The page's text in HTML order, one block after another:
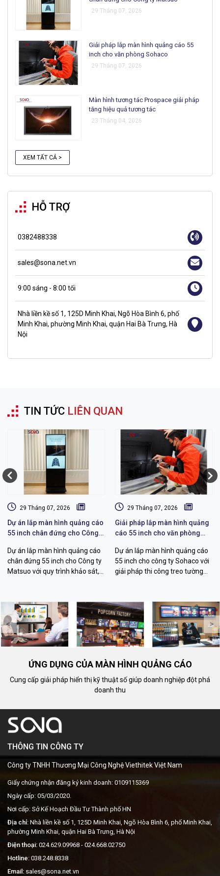
29 Tháng 07, 2026
Giải pháp lắp màn hình quảng cáo 55
inch cho văn phòng Sohaco
29 Tháng 07, 2026
Màn hình tương tác Prospace giải pháp
tăng hiệu quả tương tác
23 Tháng 04, 2026
XEM TẤT CẢ >
HỖ TRỢ
0382488338
sales@sona.net.vn
9:00 sáng - 8:00 tối
Nhà liền kề số 1, 125D Minh Khai, Ngõ Hòa Bình 6, phố
Minh Khai, phường Minh Khai, quận Hai Bà Trưng, Hà
Nội
TIN TỨC LIÊN QUAN
29 Tháng 07, 2026
Dự án lắp màn hình quảng cáo
55 inch chân đứng cho Công
Dự án lắp màn hình quảng cáo
chân đứng 55 inch cho Công ty
Matsuo với quy trình khảo sát,
nghiệp.
29 Tháng 07, 2026
Giải pháp lắp màn hình quảng
cáo 55 inch cho văn phòng
Dự án lắp màn hình quảng cáo
55 inch cho công ty Sohaco với
giải pháp thi công treo tường
nội dung từ xa.
< >
ỨNG DỤNG CỦA MÀN HÌNH QUẢNG CÁO
Cung cấp giải pháp hiển thị kỹ thuật số giúp doanh nghiệp đột phá
doanh thu
THÔNG TIN CÔNG TY
Công ty TNHH Thương Mại Công Nghệ Viethitek Việt Nam
Giấy chứng nhận đăng ký kinh doanh: 0109115369
Ngày cấp: 05/03/2020.
Nơi cấp: Sở Kế Hoạch Đầu Tư Thành phố HN
Địa chỉ: Nhà liền kề số 1, 125D Minh Khai, Ngõ Hòa Bình 6, phố Minh Khai,
phường Minh Khai, quận Hai Bà Trưng, Hà Nội
Điện thoại: 024.629.09968 - 024.668.02750
Hotline: 038.248.8338
Email: sales@sona.net.vn